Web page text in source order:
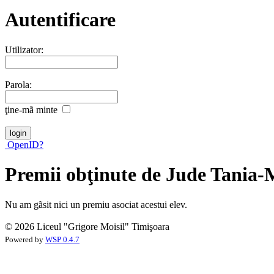
Autentificare
Utilizator:
Parola:
ţine-mã minte
OpenID?
Premii obţinute de Jude Tania-
Nu am gãsit nici un premiu asociat acestui elev.
© 2026 Liceul "Grigore Moisil" Timişoara
Powered by WSP 0.4.7